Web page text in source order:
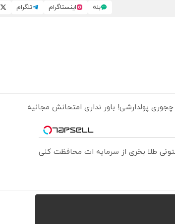
بله اینستاگرام تلگرام
پولدارشی! باور نداری امتحانش مجانیه
طلا بخری از سرمایه ات محافظت کنی